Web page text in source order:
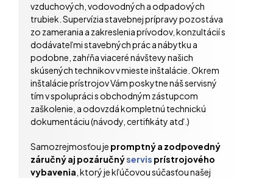
vzduchových, vodovodných a odpadových
trubiek. Supervízia stavebnej prípravy pozostáva
zo zamerania a zakreslenia prívodov, konzultácií s
dodávateľmi stavebných prác a nábytku a
podobne, zahŕňa viaceré návštevy našich
skúsených technikov v mieste inštalácie. Okrem
inštalácie prístrojov Vám poskytne náš servisný
tím v spolupráci s obchodným zástupcom
zaškolenie, a odovzdá kompletnú technickú
dokumentáciu (návody, certifikáty atď.)
Samozrejmosťou je promptný a zodpovedný
záručný aj pozáručnýservis prístrojového
vybavenia , ktorý je kľúčovou súčasťou našej